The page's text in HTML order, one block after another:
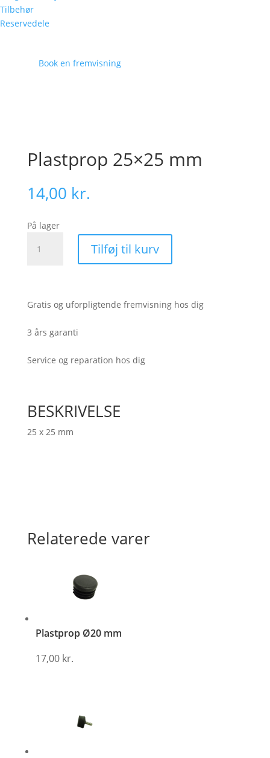
Tilbehør
Reservedele
Book en fremvisning
Plastprop 25×25 mm
14,00 kr.
På lager
25x25
Tilføj til kurv
Gratis og uforpligtende fremvisning hos dig
3 års garanti
Service og reparation hos dig
BESKRIVELSE
25 x 25 mm
Relaterede varer
Plastprop Ø20 mm
17,00 kr.